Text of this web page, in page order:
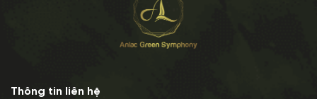
Thông tin liên hệ